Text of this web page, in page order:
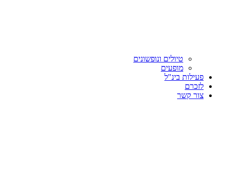
טיולים ונופשונים
מופעים
פעילות בינ"ל
לזכרם
צור קשר